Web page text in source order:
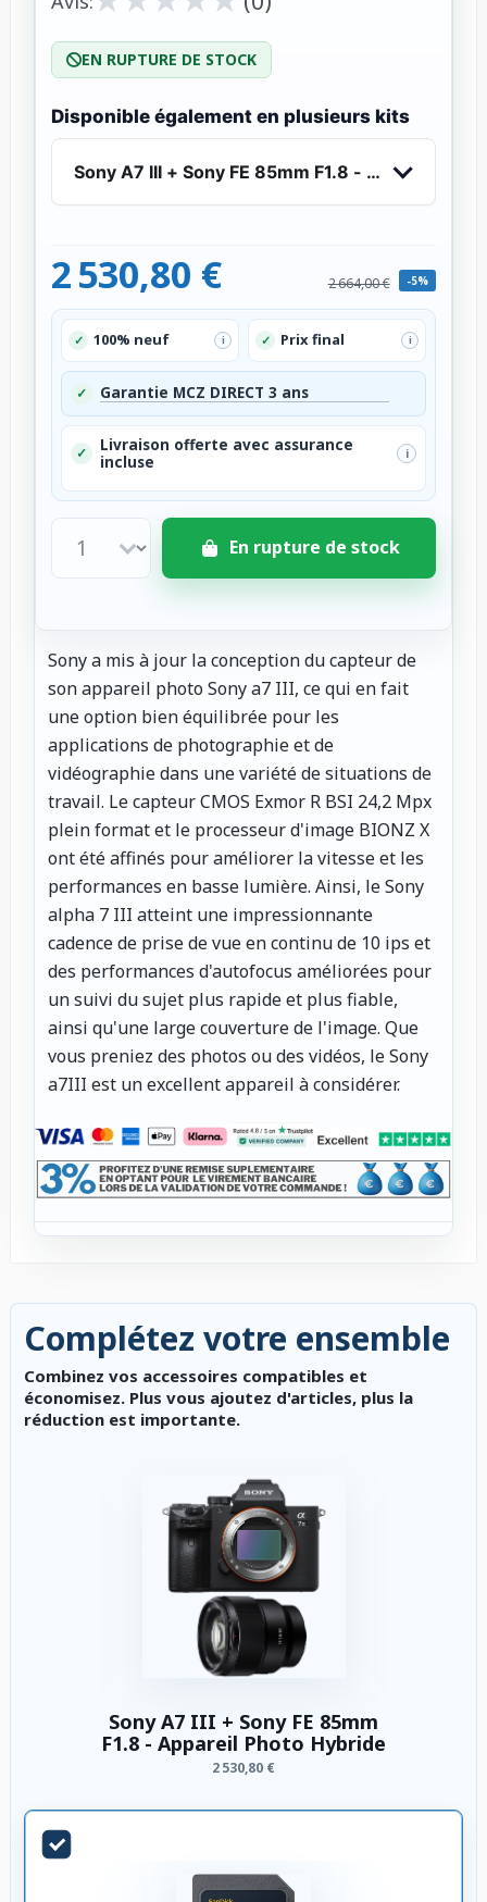
EN RUPTURE DE STOCK
Disponible également en plusieurs kits
Sony A7 III + Sony FE 85mm F1.8 - Appareil
2 530,80 € 2 664,00 € -5%
✓ 100% neuf i ✓ Prix final i
✓ Garantie MCZ DIRECT 3 ans
✓
Livraison offerte avec assurance
incluse
i
En rupture de stock
Sony a mis à jour la conception du capteur de
son appareil photo Sony a7 III, ce qui en fait
une option bien équilibrée pour les
applications de photographie et de
vidéographie dans une variété de situations de
travail. Le capteur CMOS Exmor R BSI 24,2 Mpx
plein format et le processeur d'image BIONZ X
ont été affinés pour améliorer la vitesse et les
performances en basse lumière. Ainsi, le Sony
alpha 7 III atteint une impressionnante
cadence de prise de vue en continu de 10 ips et
des performances d'autofocus améliorées pour
un suivi du sujet plus rapide et plus fiable,
ainsi qu'une large couverture de l'image. Que
vous preniez des photos ou des vidéos, le Sony
a7III est un excellent appareil à considérer.
Complétez votre ensemble
Combinez vos accessoires compatibles et
économisez. Plus vous ajoutez d'articles, plus la
réduction est importante.
Sony A7 III + Sony FE 85mm
F1.8 - Appareil Photo Hybride
2 530,80 €